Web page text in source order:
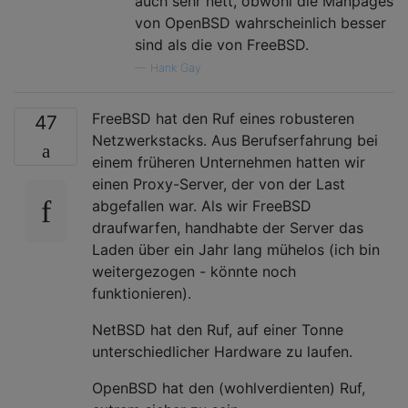
von OpenBSD wahrscheinlich besser
sind als die von FreeBSD.
Hank Gay
47
FreeBSD hat den Ruf eines robusteren
Netzwerkstacks. Aus Berufserfahrung bei
einem früheren Unternehmen hatten wir
einen Proxy-Server, der von der Last
abgefallen war. Als wir FreeBSD
draufwarfen, handhabte der Server das
Laden über ein Jahr lang mühelos (ich bin
weitergezogen - könnte noch
funktionieren).
NetBSD hat den Ruf, auf einer Tonne
unterschiedlicher Hardware zu laufen.
OpenBSD hat den (wohlverdienten) Ruf,